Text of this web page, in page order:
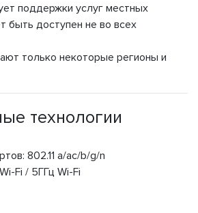
поддержки услуг местных
быть доступен не во всех
только некоторые регионы и
технологии
802.11 a/ac/b/g/n
Fi / 5ГГц Wi-Fi